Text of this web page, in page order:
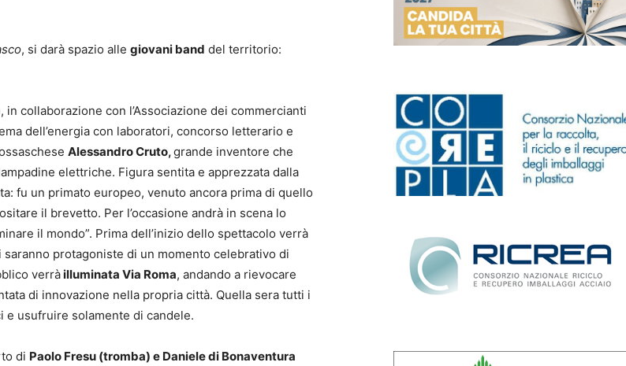
, si darà spazio alle giovani band del territorio:
in collaborazione con l’Associazione dei commercianti
dell’energia con laboratori, concorso letterario e
Alessandro Cruto,grande inventore che
elettriche. Figura sentita e apprezzata dalla
fu un primato europeo, venuto ancora prima di quello
il brevetto. Per l’occasione andrà in scena lo
il mondo”. Prima dell’inizio dello spettacolo verrà
protagoniste di un momento celebrativo di
verràilluminata Via Roma, andando a rievocare
di innovazione nella propria città. Quella sera tutti i
usufruire solamente di candele.
di Paolo Fresu (tromba) e Daniele di Bonaventura